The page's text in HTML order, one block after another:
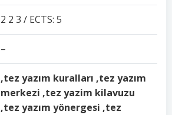
2 2 3 / ECTS: 5
–
,tez yazım kuralları ,tez yazım
merkezi ,tez yazim kilavuzu
,tez yazım yönergesi ,tez